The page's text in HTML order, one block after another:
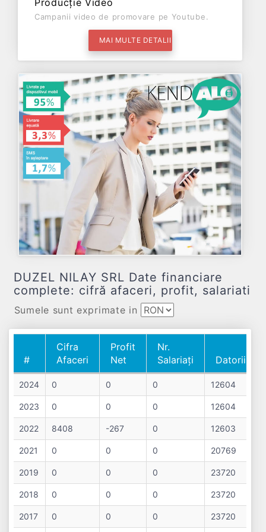
Producție Video
Campanii video de promovare pe Youtube.
MAI MULTE DETALII
DUZEL NILAY SRL Date financiare
complete: cifră afaceri, profit, salariati
Sumele sunt exprimate in
#
Cifra
Afaceri
Profit
Net
Nr.
Salariați
Datorii
#
Afaceri
Net
Salariați
Datorii
2024 0 0 0 12604
2023 0 0 0 12604
2022 8408 -267 0 12603
2021 0 0 0 20769
2019 0 0 0 23720
2018 0 0 0 23720
2017 0 0 0 23720